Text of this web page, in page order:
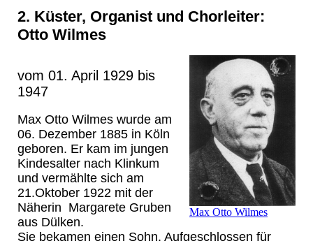
2. Küster, Organist und Chorleiter:
Otto Wilmes
Max Otto Wilmes
vom 01. April 1929 bis
1947
Max Otto Wilmes wurde am
06. Dezember 1885 in Köln
geboren. Er kam im jungen
Kindesalter nach Klinkum
und vermählte sich am
21.Oktober 1922 mit der
Näherin Margarete Gruben
aus Dülken.
Sie bekamen einen Sohn. Aufgeschlossen für